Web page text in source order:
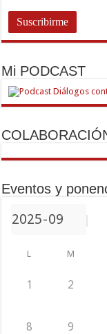
Mi PODCAST
Eventos y
L M
1 2
8 9